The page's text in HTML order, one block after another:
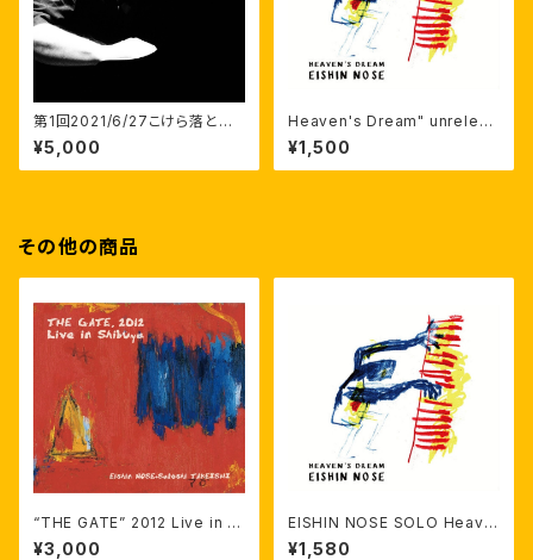
第1回2021/6/27こけら落とし
コンサート生配信+後でも見える
映像
¥5,000
Heaven's Dream" unreleas
ed takes. audio wave ヘ
ブンズドリーム未公開テイク
¥1,500
その他の商品
“THE GATE” 2012 Live in S
hibuya
¥3,000
EISHIN NOSE SOLO Heave
n’s Dream
¥1,580